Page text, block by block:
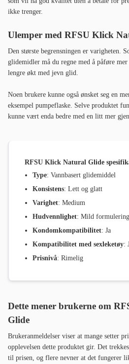
ikke trenger.
Ulemper med RFSU Klick
Den største begrensningen er varigheten.
glidemidler må du regne med å påføre
lengre økt med jevn glid.
Noen brukere kunne også ønsket seg en
eksempel pumpeflaske. Selve produktet
kunne vært enda bedre med en litt mer
RFSU Klick Natural Glide
Type: Vannbasert glidemiddel
Konsistens: Lett og glatt
Varighet: Medium
Hudvennlighet: Mild formulering
Kondomkompatibilitet: Ja
Kompatibilitet med sexleketøy:
Prisnivå: Rimelig
Dette mener brukerne om
Glide
Brukeranmeldelser viser at mange setter
opplevelsen dette produktet gir. Det
til prisen, og flere nevner at det fungerer